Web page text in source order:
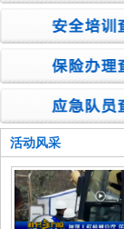
活动风采